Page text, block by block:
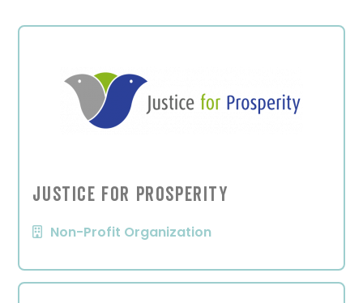
Justice For Prosperity
Non-Profit Organization